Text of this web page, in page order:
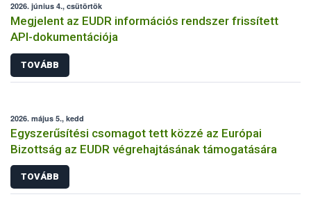
2026. június 4., csütörtök
Megjelent az EUDR információs rendszer frissített
API-dokumentációja
TOVÁBB
2026. május 5., kedd
Egyszerűsítési csomagot tett közzé az Európai
Bizottság az EUDR végrehajtásának támogatására
TOVÁBB